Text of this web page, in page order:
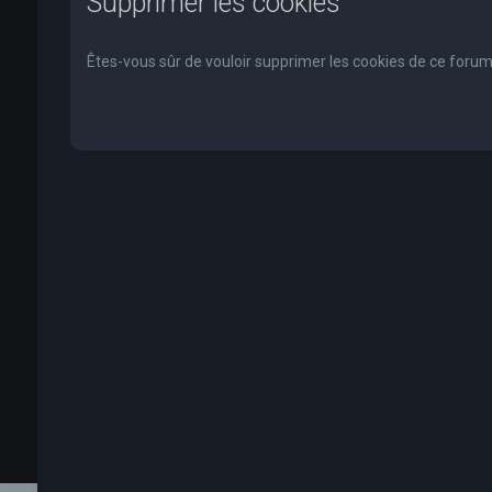
Êtes-vous sûr de vouloir supprimer les cookies de ce